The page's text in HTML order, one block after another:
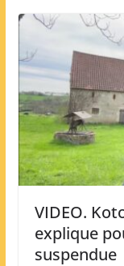
VIDEO.
explique
suspendue